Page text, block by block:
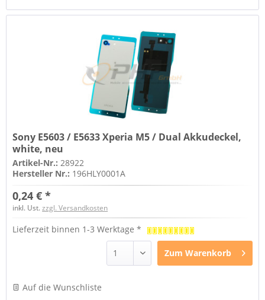
Sony E5603 / E5633 Xperia M5 / Dual Akkudeckel,
white, neu
Artikel-Nr.:28922
Hersteller Nr.: 196HLY0001A
0,24 € *
inkl. Ust.zzgl. Versandkosten
Lieferzeit binnen 1-3 Werktage *
Zum Warenkorb
Auf die Wunschliste